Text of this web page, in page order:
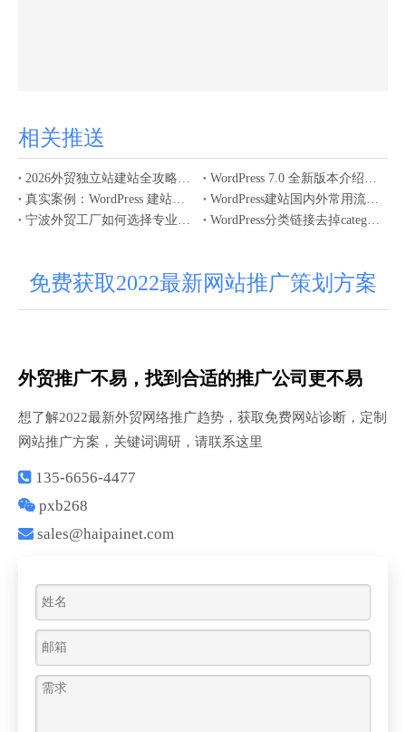
相关推送
免费获取2022最新网站推广策划方案
外贸推广不易，找到合适的推广公司更不易
想了解2022最新外贸网络推广趋势，获取免费网站诊断，定制
网站推广方案，关键词调研，请联系这里
 135-6656-4477
 pxb268
 sales@haipainet.com